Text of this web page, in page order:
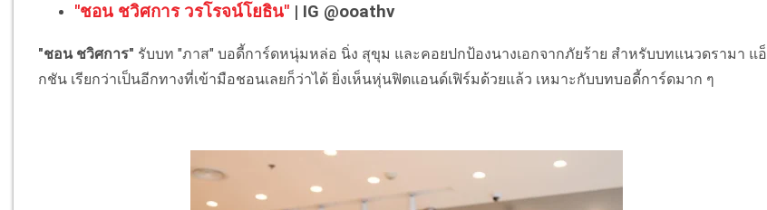
"ชอน ชวิศการ วรโรจน์โยธิน" | IG @ooathv
"ชอน ชวิศการ" รับบท "ภาส" บอดี้การ์ดหนุ่มหล่อ นิ่ง สุขุม และคอยปกป้องนางเอกจากภัยร้าย สำหรับบทแนวดรามา แอ็
กชัน เรียกว่าเป็นอีกทางที่เข้ามือชอนเลยก็ว่าได้ ยิ่งเห็นหุ่นฟิตแอนด์เฟิร์มด้วยแล้ว เหมาะกับบทบอดี้การ์ดมาก ๆ